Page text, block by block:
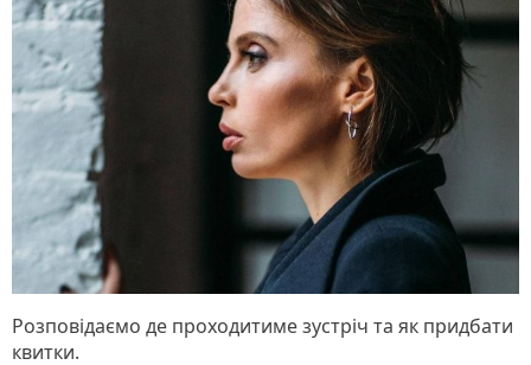
Розповідаємо де проходитиме зустріч та як придбати
квитки.